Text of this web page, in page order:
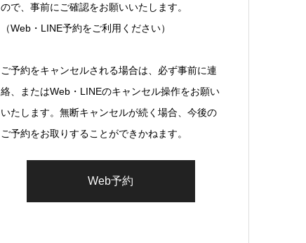
ので、事前にご確認をお願いいたします。
（Web・LINE予約をご利用ください）
ご予約をキャンセルされる場合は、必ず事前に連
絡、またはWeb・LINEのキャンセル操作をお願い
いたします。無断キャンセルが続く場合、今後の
ご予約をお取りすることができかねます。
Web予約